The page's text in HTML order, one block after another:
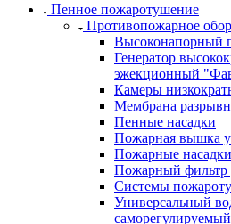
Пенное пожаротушение
Противопожарное
Высоконапорный
Генератор
эжекционный
Камеры
Мембрана
Пенные насадки
Пожарная вышка
Пожарные
Пожарный
Системы
Универсальный
саморегулируемый